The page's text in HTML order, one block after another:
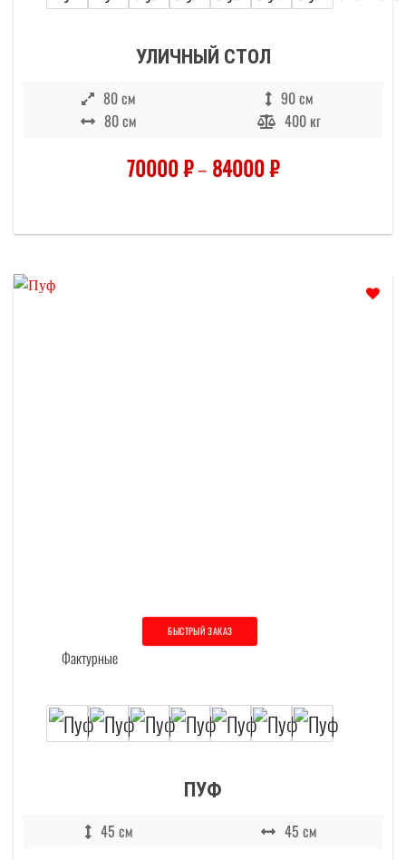
УЛИЧНЫЙ СТОЛ
80 см
90 см
80 см
400 кг
70000₽– 84000₽
БЫСТРЫЙ ЗАКАЗ
ПУФ
45 см 45 см